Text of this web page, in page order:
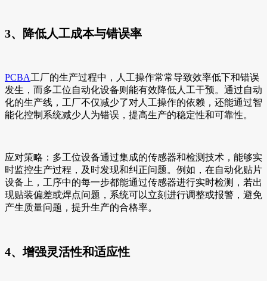
3、降低人工成本与错误率
PCBA工厂的生产过程中，人工操作常常导致效率低下和错误
发生，而多工位自动化设备则能有效降低人工干预。通过自动
化的生产线，工厂不仅减少了对人工操作的依赖，还能通过智
能化控制系统减少人为错误，提高生产的稳定性和可靠性。
应对策略：多工位设备通过集成的传感器和检测技术，能够实
时监控生产过程，及时发现和纠正问题。例如，在自动化贴片
设备上，工序中的每一步都能通过传感器进行实时检测，若出
现贴装偏差或焊点问题，系统可以立刻进行调整或报警，避免
产生质量问题，提升生产的合格率。
4、增强灵活性和适应性